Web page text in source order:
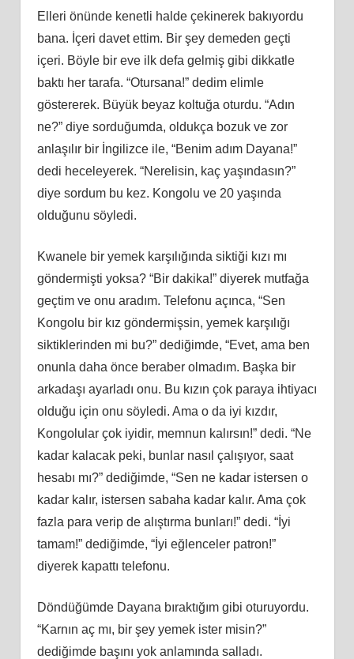
Elleri önünde kenetli halde çekinerek bakıyordu
bana. İçeri davet ettim. Bir şey demeden geçti
içeri. Böyle bir eve ilk defa gelmiş gibi dikkatle
baktı her tarafa. “Otursana!” dedim elimle
göstererek. Büyük beyaz koltuğa oturdu. “Adın
ne?” diye sorduğumda, oldukça bozuk ve zor
anlaşılır bir İngilizce ile, “Benim adım Dayana!”
dedi heceleyerek. “Nerelisin, kaç yaşındasın?”
diye sordum bu kez. Kongolu ve 20 yaşında
olduğunu söyledi.
Kwanele bir yemek karşılığında siktiği kızı mı
göndermişti yoksa? “Bir dakika!” diyerek mutfağa
geçtim ve onu aradım. Telefonu açınca, “Sen
Kongolu bir kız göndermişsin, yemek karşılığı
siktiklerinden mi bu?” dediğimde, “Evet, ama ben
onunla daha önce beraber olmadım. Başka bir
arkadaşı ayarladı onu. Bu kızın çok paraya ihtiyacı
olduğu için onu söyledi. Ama o da iyi kızdır,
Kongolular çok iyidir, memnun kalırsın!” dedi. “Ne
kadar kalacak peki, bunlar nasıl çalışıyor, saat
hesabı mı?” dediğimde, “Sen ne kadar istersen o
kadar kalır, istersen sabaha kadar kalır. Ama çok
fazla para verip de alıştırma bunları!” dedi. “İyi
tamam!” dediğimde, “İyi eğlenceler patron!”
diyerek kapattı telefonu.
Döndüğümde Dayana bıraktığım gibi oturuyordu.
“Karnın aç mı, bir şey yemek ister misin?”
dediğimde başını yok anlamında salladı.